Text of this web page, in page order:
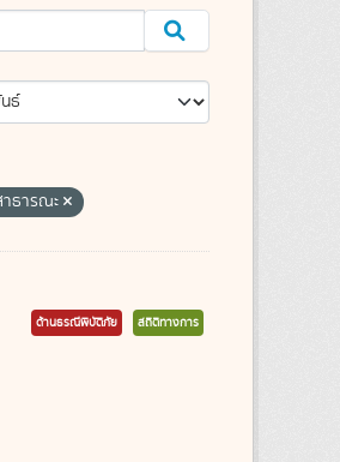
ธารณะ
ด้านธรณีพิบัติภัย สถิติทางการ